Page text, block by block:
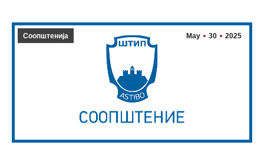
May 30 2025
Соопштенија